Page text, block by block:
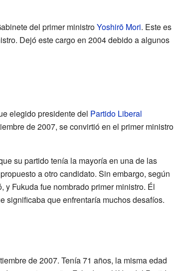
del primer ministroYoshirō Mori. Este es
Dejó este cargo en 2004 debido a algunos
elegido presidente del Partido Liberal
de 2007, se convirtió en el primer ministro
su partido tenía la mayoría en una de las
a otro candidato. Sin embargo, según
Fukuda fue nombrado primer ministro. Él
significaba que enfrentaría muchos desafíos.
de 2007. Tenía 71 años, la misma edad